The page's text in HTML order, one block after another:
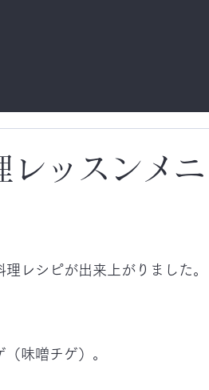
ッスンメ
レシピが出来上がりました。
味噌チゲ）。